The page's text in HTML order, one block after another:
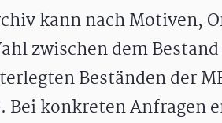
kann nach Motiven,
zwischen dem
Beständen der
konkreten Anfragen